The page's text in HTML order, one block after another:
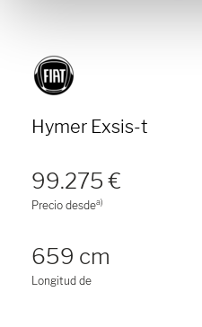
Hymer Exsis-t
99.275 €
Precio desdea)
659 cm
Longitud de